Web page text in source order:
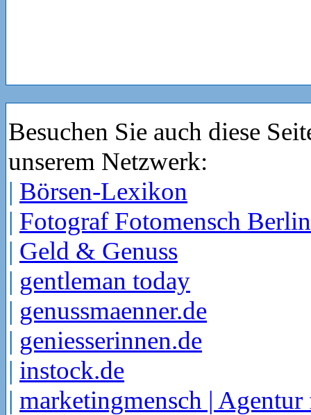
Besuchen Sie auch diese
unserem Netzwerk:
| Börsen-Lexikon
| Fotograf Fotomensch Berlin
| Geld & Genuss
| gentleman today
| genussmaenner.de
| geniesserinnen.de
| instock.de
| marketingmensch | Agentur